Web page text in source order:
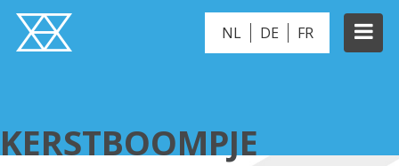
NL DE FR
KERSTBOOMPJE